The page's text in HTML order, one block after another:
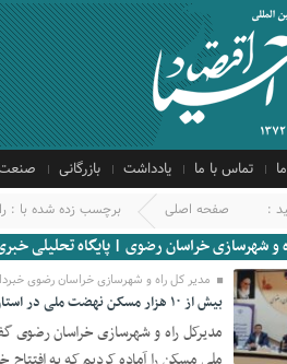
تماس با ما یادداشت بازرگانی
: صفحه اصلی برچسب زده شده با :
و شهرسازی خراسان رضوی | پایگاه تحلیلی
مدیر کل راه و شهرسازی خراسان رضوی
بیش از ۱۰ هزار مسکن نهضت ملی در استان افتتاح خواهد شد